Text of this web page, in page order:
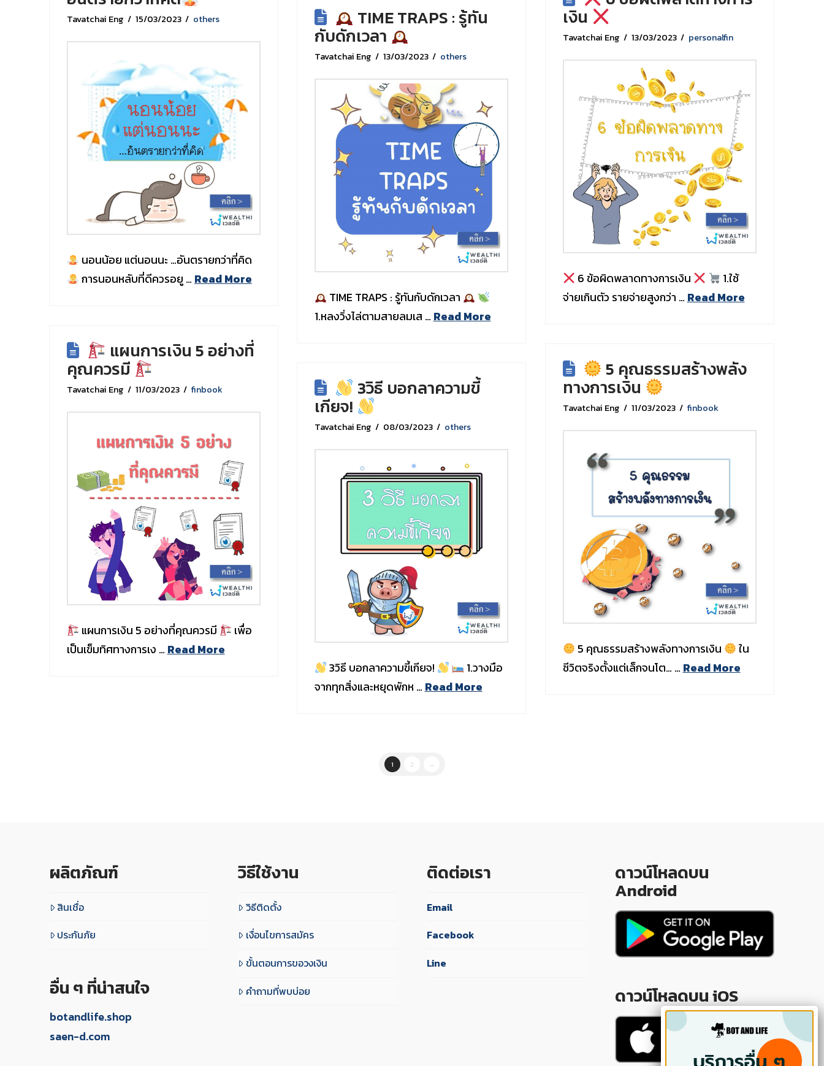
Tavatchai Eng 15/03/2023 others
นอนน้อย แต่นอนนะ …อันตรายกว่าที่คิด
การนอนหลับที่ดีควรอยู …Read More
เงิน
Tavatchai Eng 13/03/2023 personalfin
6 ข้อผิดพลาดทางการเงิน
1.ใช้
จ่ายเกินตัว รายจ่ายสูงกว่า …Read More
TIME TRAPS : รู้ทัน
กับดักเวลา
Tavatchai Eng 13/03/2023 others
TIME TRAPS : รู้ทันกับดักเวลา
1.หลงวิ่งไล่ตามสายลมเส …Read More
แผนการเงิน 5 อย่างที่
คุณควรมี
Tavatchai Eng 11/03/2023 finbook
แผนการเงิน 5 อย่างที่คุณควรมี
เพื่อ
เป็นเข็มทิศทางการเง …Read More
5 คุณธรรมสร้างพลัง
ทางการเงิน
Tavatchai Eng 11/03/2023 finbook
5 คุณธรรมสร้างพลังทางการเงิน
ใน
ชีวิตจริงตั้งแต่เล็กจนโต… …Read More
3วิธี บอกลาความขี้
เกียจ!
Tavatchai Eng 08/03/2023 others
3วิธี บอกลาความขี้เกียจ!
1.วางมือ
จากทุกสิ่งและหยุดพักห …Read More
1 2 →
ผลิตภัณฑ์
สินเชื่อ
ประกันภัย
อื่น ๆ ที่น่าสนใจ
botandlife.shop
saen-d.com
วิธีใช้งาน
วิธีติดตั้ง
เงื่อนไขการสมัคร
ขั้นตอนการขอวงเงิน
คำถามที่พบบ่อย
ติดต่อเรา
Email
Facebook
Line
ดาวน์โหลดบน
Android
ดาวน์โหลดบน iOS